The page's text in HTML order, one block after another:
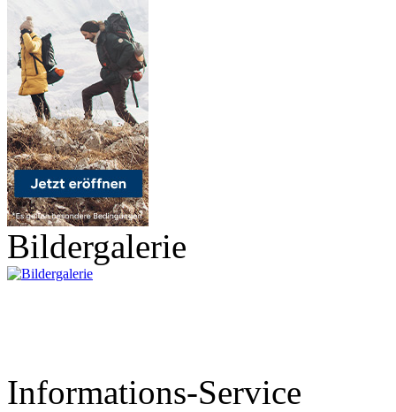
Bildergalerie
Informations-Service